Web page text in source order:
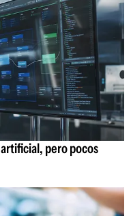
pero pocos